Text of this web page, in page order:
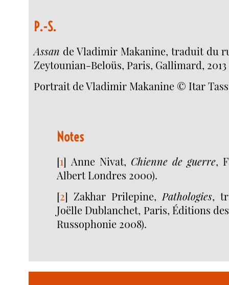
P.-S.
Assan de Vladimir Makanine, traduit du
Zeytounian-Beloüs, Paris, Gallimard, 2013
Portrait de Vladimir Makanine © Itar
Notes
[1] Anne Nivat, Chienne de guerre,
Albert Londres 2000).
[2] Zakhar Prilepine, Pathologies,
Joëlle Dublanchet, Paris, Éditions
Russophonie 2008).